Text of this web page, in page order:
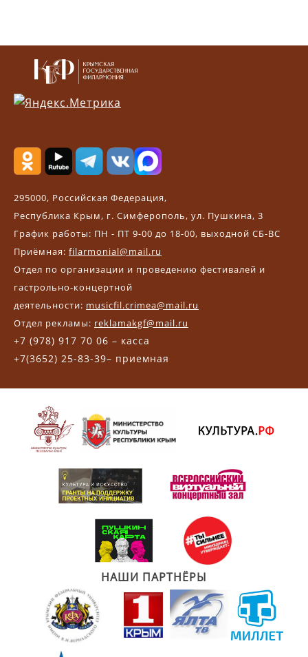
295000, Российская Федерация,
Республика Крым, г. Симферополь, ул. Пушкина, 3
График работы: ПН - ПТ 9-00 до 18-00, выходной СБ-ВС
Приёмная: filarmonial@mail.ru
Отдел по организации и проведению фестивалей и
гастрольно-концертной
деятельности: musicfil.crimea@mail.ru
Отдел рекламы: reklamakgf@mail.ru
+7 (978) 917 70 06 – касса
+7(3652) 25-83-39– приемная
НАШИ ПАРТНЁРЫ